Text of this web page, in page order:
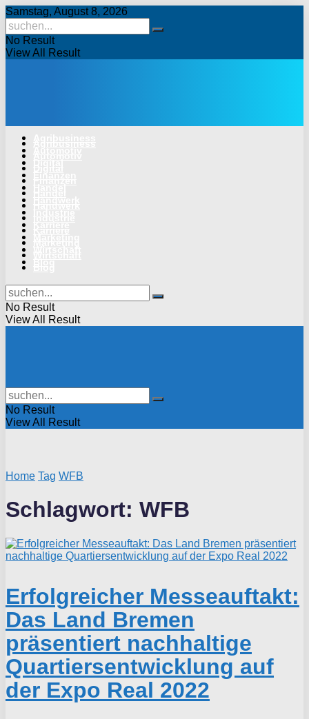
Samstag, August 8, 2026
No Result
View All Result
No Result
View All Result
No Result
View All Result
Home Tag WFB
Schlagwort: WFB
Erfolgreicher Messeauftakt:
Das Land Bremen
präsentiert nachhaltige
Quartiersentwicklung auf
der Expo Real 2022